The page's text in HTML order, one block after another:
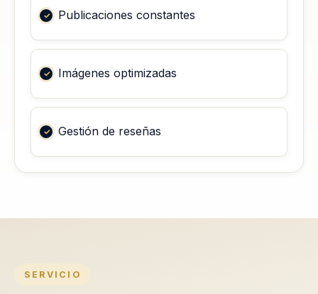
Publicaciones constantes
Imágenes optimizadas
Gestión de reseñas
SERVICIO